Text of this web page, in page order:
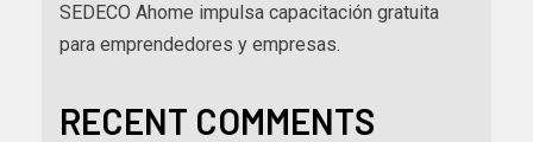
SEDECO Ahome impulsa capacitación gratuita
para emprendedores y empresas.
RECENT COMMENTS